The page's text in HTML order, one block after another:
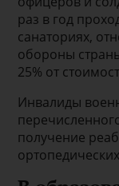
раз в год
санаториях,
обороны
25% от
Инвалиды
получение